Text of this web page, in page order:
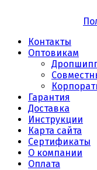
Контакты
Оптовикам
Гарантия
Доставка
Инструкции
Карта сайта
Сертификаты
О компании
Оплата